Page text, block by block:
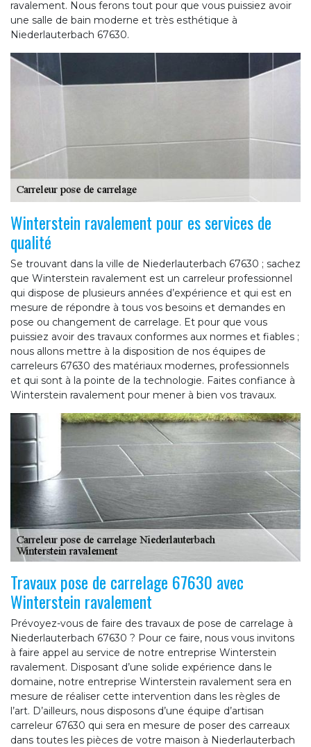
ravalement. Nous ferons tout pour que vous puissiez avoir
une salle de bain moderne et très esthétique à
Niederlauterbach 67630.
Winterstein ravalement pour es services de
qualité
Se trouvant dans la ville de Niederlauterbach 67630 ; sachez
que Winterstein ravalement est un carreleur professionnel
qui dispose de plusieurs années d’expérience et qui est en
mesure de répondre à tous vos besoins et demandes en
pose ou changement de carrelage. Et pour que vous
puissiez avoir des travaux conformes aux normes et fiables ;
nous allons mettre à la disposition de nos équipes de
carreleurs 67630 des matériaux modernes, professionnels
et qui sont à la pointe de la technologie. Faites confiance à
Winterstein ravalement pour mener à bien vos travaux.
Travaux pose de carrelage 67630 avec
Winterstein ravalement
Prévoyez-vous de faire des travaux de pose de carrelage à
Niederlauterbach 67630 ? Pour ce faire, nous vous invitons
à faire appel au service de notre entreprise Winterstein
ravalement. Disposant d’une solide expérience dans le
domaine, notre entreprise Winterstein ravalement sera en
mesure de réaliser cette intervention dans les règles de
l’art. D’ailleurs, nous disposons d’une équipe d’artisan
carreleur 67630 qui sera en mesure de poser des carreaux
dans toutes les pièces de votre maison à Niederlauterbach